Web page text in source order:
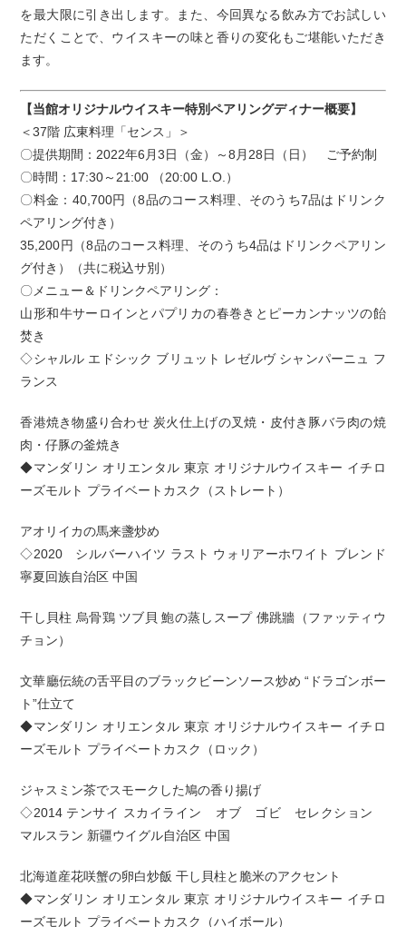
を最大限に引き出します。また、今回異なる飲み方でお試しい
ただくことで、ウイスキーの味と香りの変化もご堪能いただき
ます。
【当館オリジナルウイスキー特別ペアリングディナー概要】
＜37階 広東料理「センス」＞
〇提供期間：2022年6月3日（金）～8月28日（日） ご予約制
〇時間：17:30～21:00 （20:00 L.O.）
〇料金：40,700円（8品のコース料理、そのうち7品はドリンク
ペアリング付き）
35,200円（8品のコース料理、そのうち4品はドリンクペアリン
グ付き）（共に税込サ別）
〇メニュー＆ドリンクペアリング：
山形和牛サーロインとパプリカの春巻きとピーカンナッツの飴
焚き
◇シャルル エドシック ブリュット レゼルヴ シャンパーニュ フ
ランス
香港焼き物盛り合わせ 炭火仕上げの叉焼・皮付き豚バラ肉の焼
肉・仔豚の釜焼き
◆マンダリン オリエンタル 東京 オリジナルウイスキー イチロ
ーズモルト プライベートカスク（ストレート）
アオリイカの馬来盞炒め
◇2020 シルバーハイツ ラスト ウォリアーホワイト ブレンド
寧夏回族自治区 中国
干し貝柱 烏骨鶏 ツブ貝 鮑の蒸しスープ 佛跳牆（ファッティウ
チョン）
文華廳伝統の舌平目のブラックビーンソース炒め “ドラゴンボー
ト”仕立て
◆マンダリン オリエンタル 東京 オリジナルウイスキー イチロ
ーズモルト プライベートカスク（ロック）
ジャスミン茶でスモークした鳩の香り揚げ
◇2014 テンサイ スカイライン オブ ゴビ セレクション
マルスラン 新疆ウイグル自治区 中国
北海道産花咲蟹の卵白炒飯 干し貝柱と脆米のアクセント
◆マンダリン オリエンタル 東京 オリジナルウイスキー イチロ
ーズモルト プライベートカスク（ハイボール）